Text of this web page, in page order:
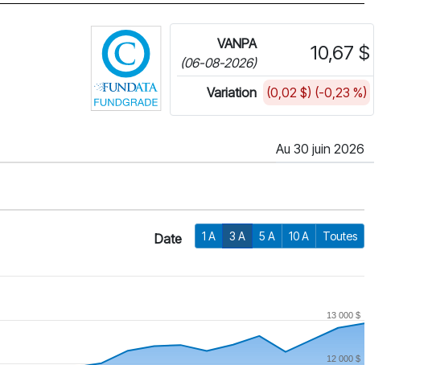
Cliquez pour plus d'informations sur
VANPA
(06-08-2026)
10,67 $
Variation (0,02 $) (-0,23 %)
Au 30 juin 2026
Date 1 A 3 A 5 A 10 A Toutes
12 000 $
13 000 $